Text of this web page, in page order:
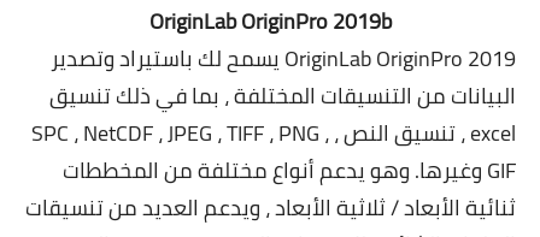
OriginLab OriginPro 2019b
OriginLab OriginPro 2019 يسمح لك باستيراد وتصدير
البيانات من التنسيقات المختلفة ، بما في ذلك تنسيق
excel ، تنسيق النص ، SPC ، NetCDF ، JPEG ، TIFF ، PNG ،
GIF وغيرها. وهو يدعم أنواع مختلفة من المخططات
ثنائية الأبعاد / ثلاثية الأبعاد ، ويدعم العديد من تنسيقات